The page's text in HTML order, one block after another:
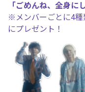
「ごめんね、全身に
※メンバーごとに4種
にプレゼント！